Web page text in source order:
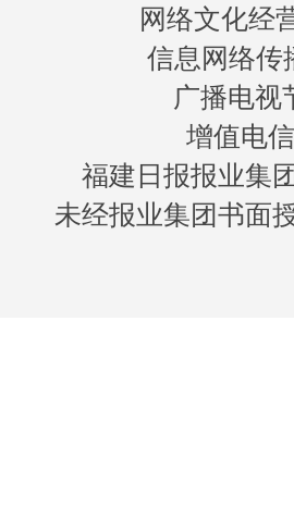
网络文化经
信息网络传
广播电视
增值电
福建日报报业集
未经报业集团书面